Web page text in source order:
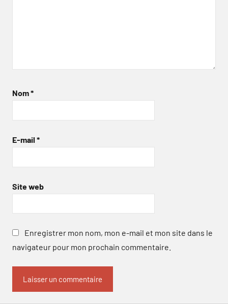
Nom*
E-mail *
Site web
Enregistrer mon nom, mon e-mail et mon site dans le
navigateur pour mon prochain commentaire.